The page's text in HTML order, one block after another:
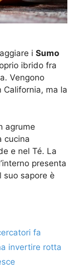
i Sumo
ibrido fra
Vengono
California, ma la
agrume
cucina
e nel Té. La
presenta
suo sapore è
fa
invertire rotta